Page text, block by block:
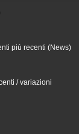
più recenti (News)
/ variazioni